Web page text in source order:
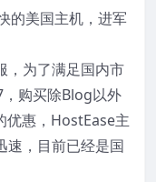
的美国主机，进军
为了满足国内市
购买除Blog以外
优惠，HostEase主
速，目前已经是国